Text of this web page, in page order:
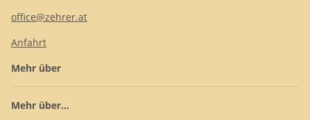
office@zehrer.at
Anfahrt
Mehr über
Mehr über...